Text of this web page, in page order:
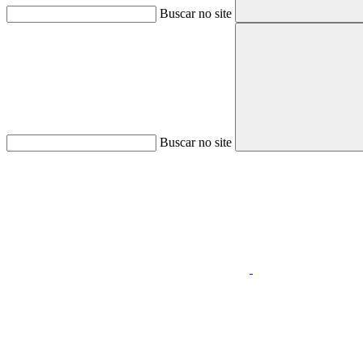
Buscar no site
Buscar no site